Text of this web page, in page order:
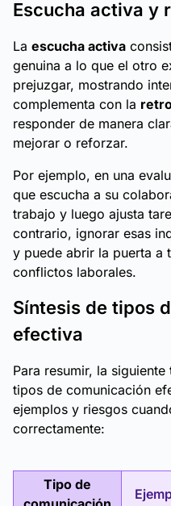
Escucha activa y
La escucha activa
genuina a lo que el otro
prejuzgar, mostrando
complementa con la
responder de manera
mejorar o reforzar.
Por ejemplo, en una
que escucha a su
trabajo y luego ajusta
contrario, ignorar esas
y puede abrir la puerta a
conflictos laborales.
Síntesis de tipos
efectiva
Para resumir, la
tipos de comunicación
ejemplos y riesgos
correctamente:
Tipo de